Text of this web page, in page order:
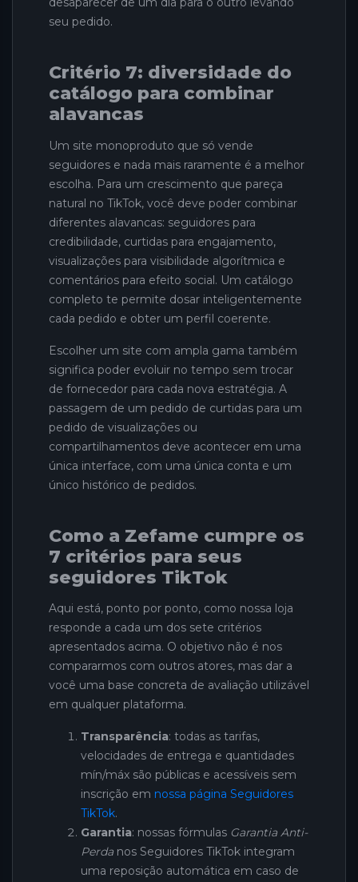
seu pedido.
Critério 7: diversidade do
catálogo para combinar
alavancas
Um site monoproduto que só vende
seguidores e nada mais raramente é a melhor
escolha. Para um crescimento que pareça
natural no TikTok, você deve poder combinar
diferentes alavancas: seguidores para
credibilidade, curtidas para engajamento,
visualizações para visibilidade algorítmica e
comentários para efeito social. Um catálogo
completo te permite dosar inteligentemente
cada pedido e obter um perfil coerente.
Escolher um site com ampla gama também
significa poder evoluir no tempo sem trocar
de fornecedor para cada nova estratégia. A
passagem de um pedido de curtidas para um
pedido de visualizações ou
compartilhamentos deve acontecer em uma
única interface, com uma única conta e um
único histórico de pedidos.
Como a Zefame cumpre os
7 critérios para seus
seguidores TikTok
Aqui está, ponto por ponto, como nossa loja
responde a cada um dos sete critérios
apresentados acima. O objetivo não é nos
compararmos com outros atores, mas dar a
você uma base concreta de avaliação utilizável
em qualquer plataforma.
Transparência: todas as tarifas,
velocidades de entrega e quantidades
mín/máx são públicas e acessíveis sem
inscrição em nossa página Seguidores
TikTok.
Garantia: nossas fórmulas Garantia Anti-
Perda nos Seguidores TikTok integram
uma reposição automática em caso de